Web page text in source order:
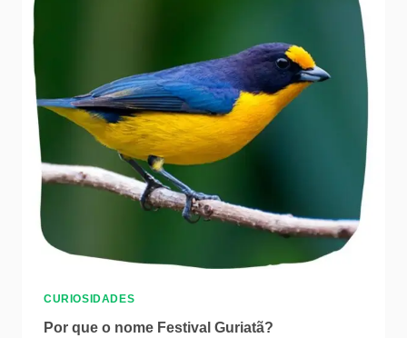
CURIOSIDADES
Por que o nome Festival Guriatã?